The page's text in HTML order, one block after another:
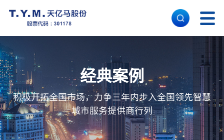
首 页
核心能力
解决方案
经典案例
积极开拓全国市场，力争三年内步入全国领先智慧
城市服务提供商行列